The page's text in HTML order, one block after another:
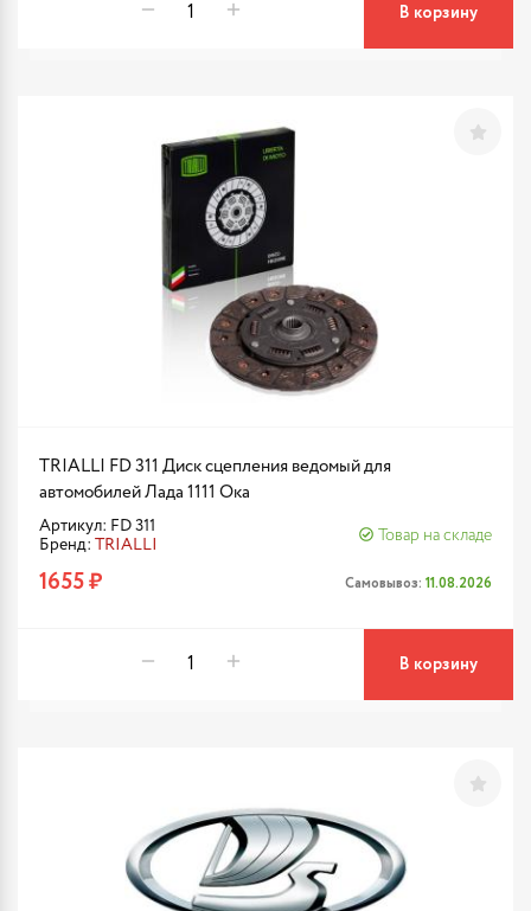
В корзину
TRIALLI FD 311 Диск сцепления ведомый для
автомобилей Лада 1111 Ока
Артикул: FD 311
Бренд: TRIALLI
Товар на складе
1655 ₽ Самовывоз: 11.08.2026
В корзину